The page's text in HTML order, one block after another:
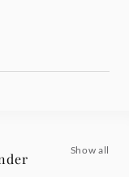
Show all